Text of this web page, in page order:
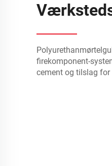
firekomponent-
cement og tilslag for